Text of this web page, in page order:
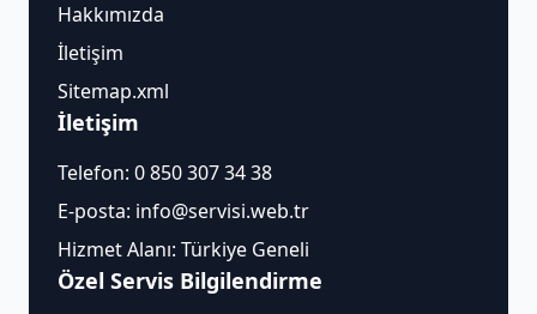
Hakkımızda
İletişim
Sitemap.xml
İletişim
Telefon: 0 850 307 34 38
E-posta: info@servisi.web.tr
Hizmet Alanı: Türkiye Geneli
Özel Servis Bilgilendirme